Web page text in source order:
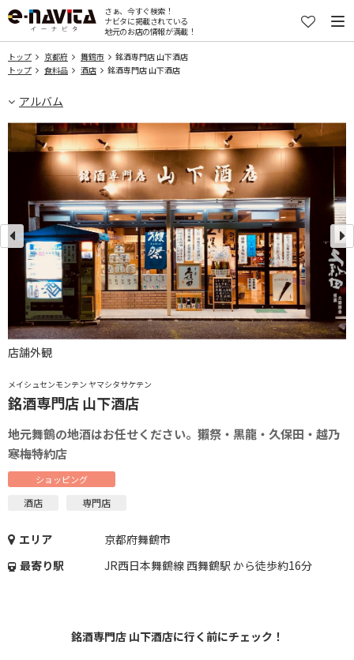
さぁ、今すぐ検索！
ナビタに掲載されている
地元のお店の情報が満載！
トップ 京都府 舞鶴市
銘酒専門店 山下酒店
トップ
食料品 酒店 銘酒専門店 山下酒店
アルバム
メイシュセンモンテン ヤマシタサケテン
銘酒専門店 山下酒店
地元舞鶴の地酒はお任せください。獺祭・黒龍・久保田・越乃
寒梅特約店
ショッピング
酒店 専門店
エリア
京都府舞鶴市
最寄り駅
JR西日本舞鶴線 西舞鶴駅 から徒歩約16分
銘酒専門店 山下酒店に行く前にチェック！
店舗外観